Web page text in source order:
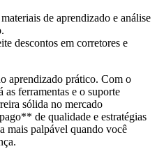
de aprendizado e análise
descontos em corretores e
aprendizado prático. Com o
as ferramentas e o suporte
sólida no mercado
de qualidade e estratégias
mais palpável quando você